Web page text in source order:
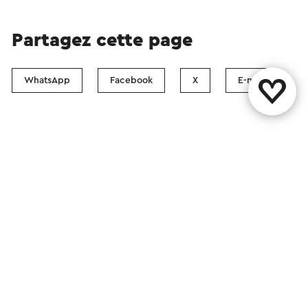
Partagez cette page
WhatsApp Facebook X E-mail